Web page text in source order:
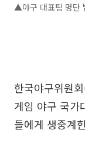
▲야구 대표팀 명단
한국야구위원
게임 야구 국가
들에게 생중계